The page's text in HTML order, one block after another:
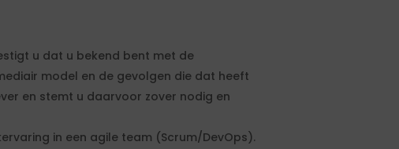
u dat u bekend bent met de
model en de gevolgen die dat heeft
en stemt u daarvoor zover nodig en
in een agile team (Scrum/DevOps).